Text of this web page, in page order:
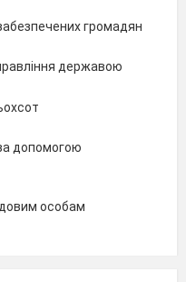
громадян
державою
допомогою
особам